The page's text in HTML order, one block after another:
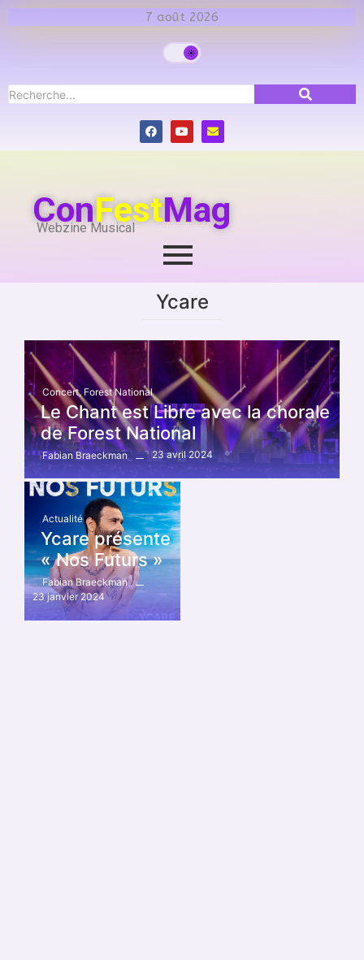
7 août 2026
ConFestMag
Webzine Musical
Ycare
Concert, Forest National
Le Chant est Libre avec la chorale
de Forest National
Fabian Braeckman 23 avril 2024
Actualité
Ycare présente
« Nos Futurs »
Fabian Braeckman
23 janvier 2024